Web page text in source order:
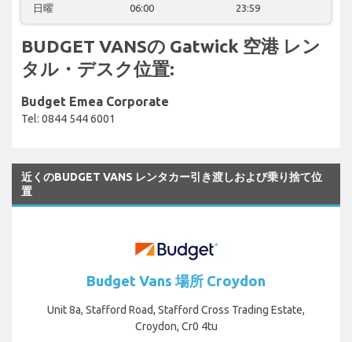
日曜 06:00 23:59
BUDGET VANSの Gatwick 空港 レン
タル・デスク位置:
Budget Emea Corporate
Tel: 0844 544 6001
近くのBUDGET VANS レンタカー引き渡しおよび乗り捨て位
置
Budget Vans 場所 Croydon
Unit 8a, Stafford Road, Stafford Cross Trading Estate,
Croydon, Cr0 4tu